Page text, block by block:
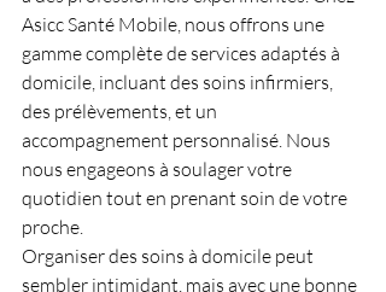
Asicc Santé Mobile, nous offrons une
gamme complète de services adaptés à
domicile, incluant des soins infirmiers,
des prélèvements, et un
accompagnement personnalisé. Nous
nous engageons à soulager votre
quotidien tout en prenant soin de votre
proche.
Organiser des soins à domicile peut
sembler intimidant, mais avec une bonne